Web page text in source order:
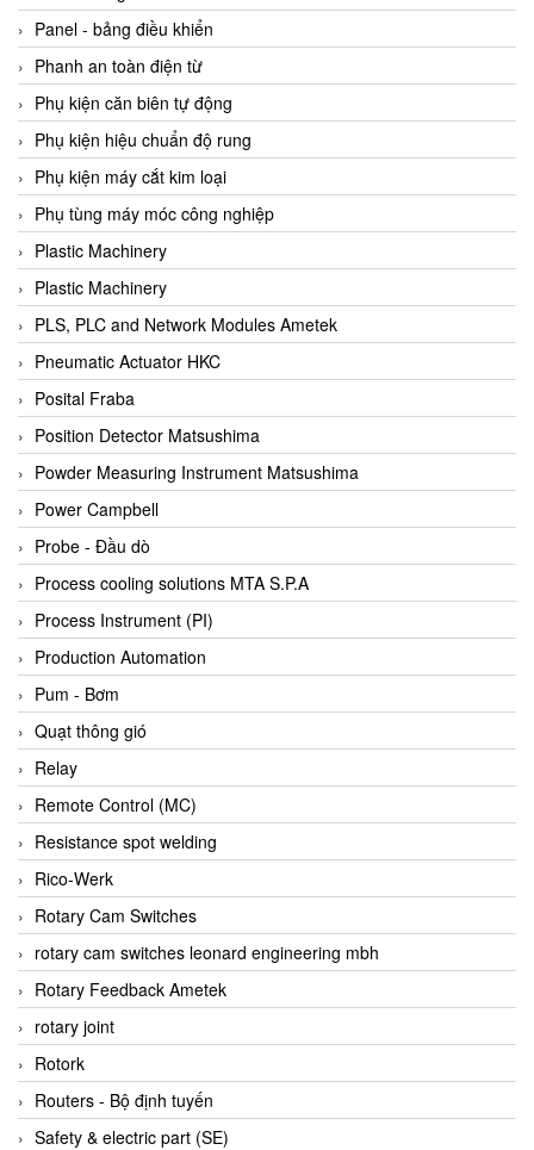
BEKO
Belimo
Benetech Vietnam
Bently Nevada
Bentone Vietnam
Bernstein Vietnam
Berthold
Bestech
Bestech
BETA
Bifold
Bihl+wiedemann
Bihl+wiedemann
Bilz
Binder Connector
Biotech
BirdX Vietnam
BK Vibro
Black Box
BlackBox Vietnam
BLAGDON PUMP
Bloom Engineering
Boneng
Bopp & Reuther Messtechnik
Bosch
Boydcorp
BRAUN Vietnam
Brinkmann Pumpen
BRONKHORST
Brook Instrument
Brooks Instrument Vietnam
Panel - bảng điều khiển
Phanh an toàn điện từ
Phụ kiện căn biên tự động
Phụ kiện hiệu chuẩn độ rung
Phụ kiện máy cắt kim loại
Phụ tùng máy móc công nghiệp
Plastic Machinery
Plastic Machinery
PLS, PLC and Network Modules Ametek
Pneumatic Actuator HKC
Posital Fraba
Position Detector Matsushima
Powder Measuring Instrument Matsushima
Power Campbell
Probe - Đầu dò
Process cooling solutions MTA S.P.A
Process Instrument (PI)
Production Automation
Pum - Bơm
Quạt thông gió
Relay
Remote Control (MC)
Resistance spot welding
Rico-Werk
Rotary Cam Switches
rotary cam switches leonard engineering mbh
Rotary Feedback Ametek
rotary joint
Rotork
Routers - Bộ định tuyến
Safety & electric part (SE)